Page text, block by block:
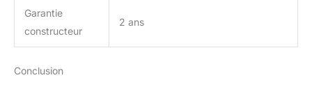
Garantie
constructeur
2 ans
Conclusion